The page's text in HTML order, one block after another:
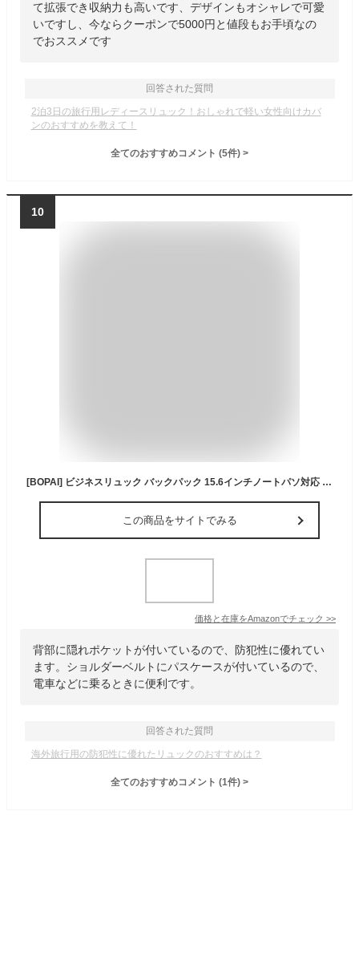
て拡張でき収納力も高いです、デザインもオシャレで可愛
いですし、今ならクーポンで5000円と値段もお手頃なの
でおススメです
回答された質問
2泊3日の旅行用レディースリュック！おしゃれで軽い女性向けカバ
ンのおすすめを教えて！
全てのおすすめコメント (5件) >
10
[BOPAI] ビジネスリュック バックパック 15.6インチノートパソ対応 リュックサック メンズ パソコンバッグ 大容量 コンパートメント 盗難防止 防水 USB充電ポート搭載 ブラック
この商品をサイトでみる
価格と在庫をAmazonでチェック >>
背部に隠れポケットが付いているので、防犯性に優れてい
ます。ショルダーベルトにパスケースが付いているので、
電車などに乗るときに便利です。
回答された質問
海外旅行用の防犯性に優れたリュックのおすすめは？
全てのおすすめコメント (1件) >